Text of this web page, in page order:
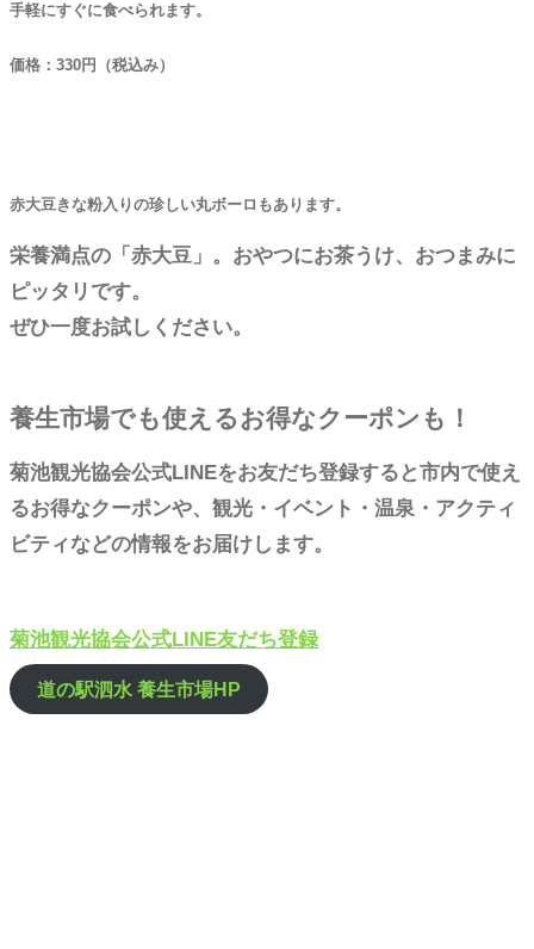
手軽にすぐに食べられます。
価格：330円（税込み）
赤大豆きな粉入りの珍しい丸ボーロもあります。
栄養満点の「赤大豆」。おやつにお茶うけ、おつまみに
ピッタリです。
ぜひ一度お試しください。
養生市場でも使えるお得なクーポンも！
菊池観光協会公式LINEをお友だち登録すると市内で使え
るお得なクーポンや、観光・イベント・温泉・アクティ
ビティなどの情報をお届けします。
菊池観光協会公式LINE友だち登録
道の駅泗水 養生市場HP